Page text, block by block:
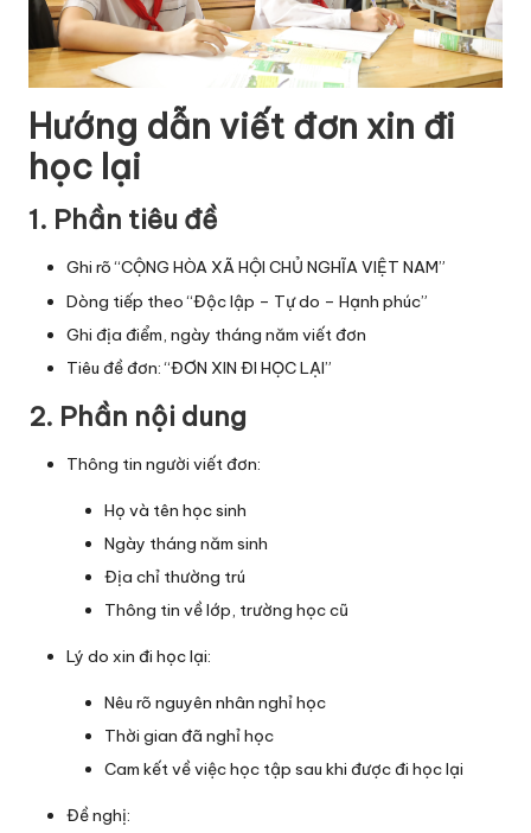
Hướng dẫn viết đơn xin đi
học lại
1. Phần tiêu đề
Ghi rõ “CỘNG HÒA XÃ HỘI CHỦ NGHĨA VIỆT NAM”
Dòng tiếp theo “Độc lập – Tự do – Hạnh phúc”
Ghi địa điểm, ngày tháng năm viết đơn
Tiêu đề đơn: “ĐƠN XIN ĐI HỌC LẠI”
2. Phần nội dung
Thông tin người viết đơn:
Họ và tên học sinh
Ngày tháng năm sinh
Địa chỉ thường trú
Thông tin về lớp, trường học cũ
Lý do xin đi học lại:
Nêu rõ nguyên nhân nghỉ học
Thời gian đã nghỉ học
Cam kết về việc học tập sau khi được đi học lại
Đề nghị: